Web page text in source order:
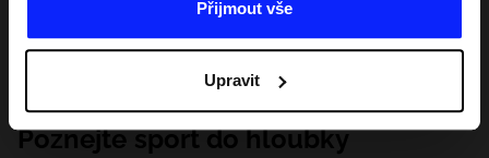
Přijmout vše
Upravit
Poznejte sport do hloubky